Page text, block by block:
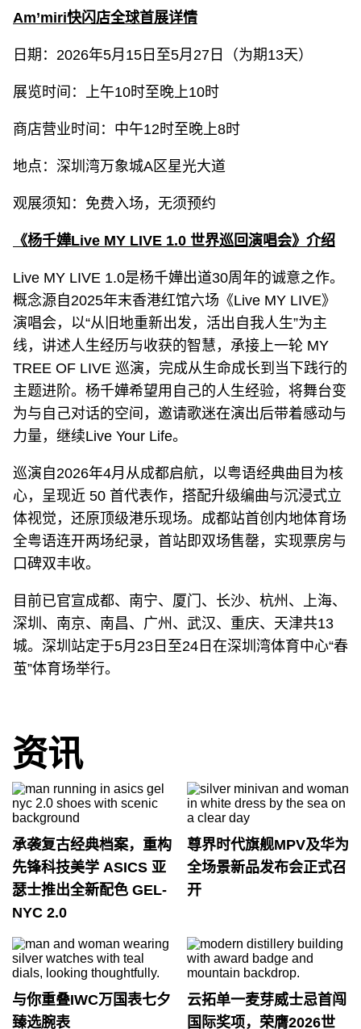
Am’miri快闪店全球首展详情
日期：2026年5月15日至5月27日（为期13天）
展览时间：上午10时至晚上10时
商店营业时间：中午12时至晚上8时
地点：深圳湾万象城A区星光大道
观展须知：免费入场，无须预约
《杨千嬅Live MY LIVE 1.0 世界巡回演唱会》介绍
Live MY LIVE 1.0是杨千嬅出道30周年的诚意之作。
概念源自2025年末香港红馆六场《Live MY LIVE》
演唱会，以“从旧地重新出发，活出自我人生”为主
线，讲述人生经历与收获的智慧，承接上一轮 MY
TREE OF LIVE 巡演，完成从生命成长到当下践行的
主题进阶。杨千嬅希望用自己的人生经验，将舞台变
为与自己对话的空间，邀请歌迷在演出后带着感动与
力量，继续Live Your Life。
巡演自2026年4月从成都启航，以粤语经典曲目为核
心，呈现近 50 首代表作，搭配升级编曲与沉浸式立
体视觉，还原顶级港乐现场。成都站首创内地体育场
全粤语连开两场纪录，首站即双场售罄，实现票房与
口碑双丰收。
目前已官宣成都、南宁、厦门、长沙、杭州、上海、
深圳、南京、南昌、广州、武汉、重庆、天津共13
城。深圳站定于5月23日至24日在深圳湾体育中心“春
茧”体育场举行。
资讯
承袭复古经典档案，重构
先锋科技美学 ASICS 亚
瑟士推出全新配色 GEL-
NYC 2.0
尊界时代旗舰MPV及华为
全场景新品发布会正式召
开
与你重叠IWC万国表七夕
臻选腕表
云拓单一麦芽威士忌首闯
国际奖项，荣膺2026世